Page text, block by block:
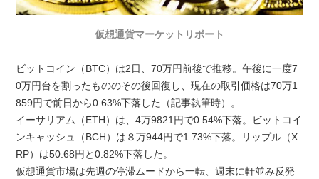
仮想通貨マーケットリポート
ビットコイン（BTC）は2日、70万円前後で推移。午後に一度7
0万円台を割ったもののその後回復し、現在の取引価格は70万1
859円で前日から0.63%下落した（記事執筆時）。
イーサリアム（ETH）は、4万9821円で0.54%下落。ビットコイ
ンキャッシュ（BCH）は８万944円で1.73%下落。リップル（X
RP）は50.68円と0.82%下落した。
仮想通貨市場は先週の停滞ムードから一転、週末に軒並み反発